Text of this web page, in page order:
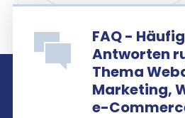
FAQ -
Antworten
Thema
Marketing,
e-